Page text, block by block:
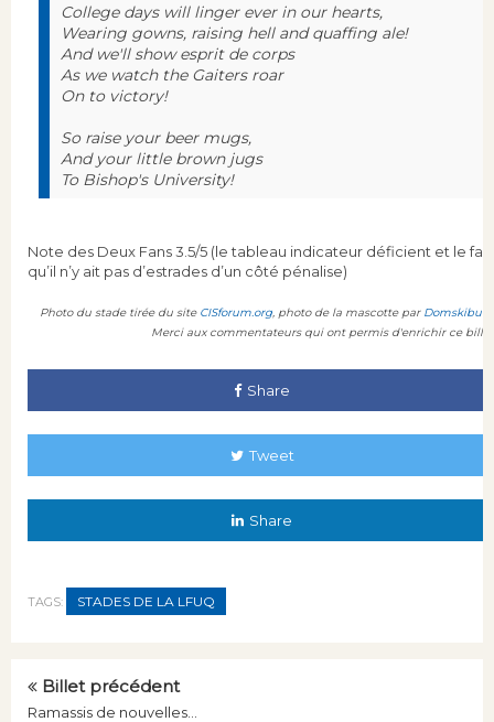
College days will linger ever in our hearts,
Wearing gowns, raising hell and quaffing ale!
And we'll show esprit de corps
As we watch the Gaiters roar
On to victory!
So raise your beer mugs,
And your little brown jugs
To Bishop's University!
Note des Deux Fans 3.5/5 (le tableau indicateur déficient et le fait
qu’il n’y ait pas d’estrades d’un côté pénalise)
Photo du stade tirée du site CISforum.org, photo de la mascotte par
Merci aux commentateurs qui ont permis d'enrichir ce
Share
Tweet
Share
TAGS: STADES DE LA LFUQ
Billet précédent
Ramassis de nouvelles...